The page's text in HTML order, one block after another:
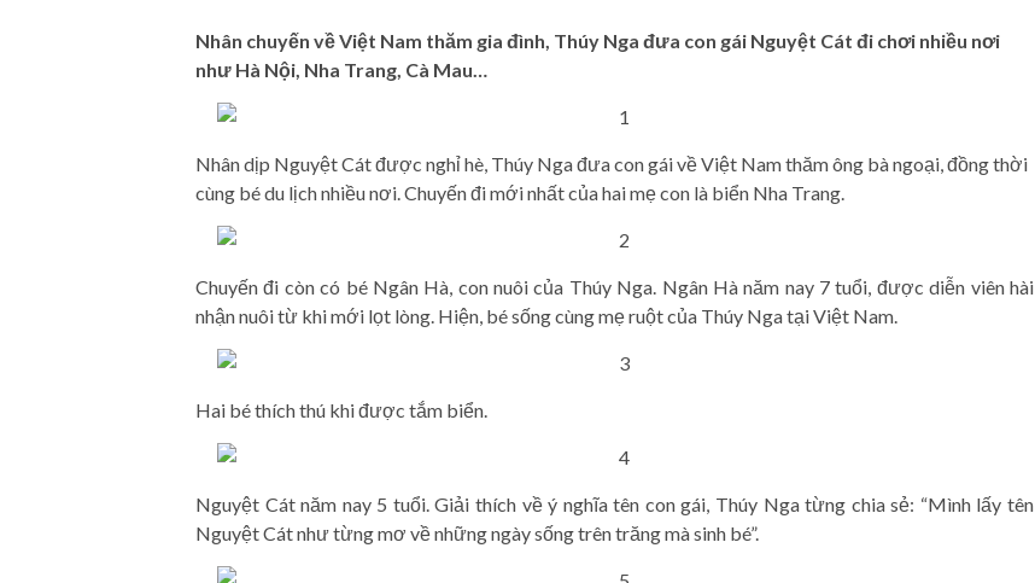
Nhân chuyến về Việt Nam thăm gia đình, Thúy Nga đưa con gái Nguyệt Cát đi chơi nhiều nơi
như Hà Nội, Nha Trang, Cà Mau…
Nhân dịp Nguyệt Cát được nghỉ hè, Thúy Nga đưa con gái về Việt Nam thăm ông bà ngoại, đồng thời
cùng bé du lịch nhiều nơi. Chuyến đi mới nhất của hai mẹ con là biển Nha Trang.
Chuyến đi còn có bé Ngân Hà, con nuôi của Thúy Nga. Ngân Hà năm nay 7 tuổi, được diễn viên hài
nhận nuôi từ khi mới lọt lòng. Hiện, bé sống cùng mẹ ruột của Thúy Nga tại Việt Nam.
Hai bé thích thú khi được tắm biển.
Nguyệt Cát năm nay 5 tuổi. Giải thích về ý nghĩa tên con gái, Thúy Nga từng chia sẻ: “Mình lấy tên
Nguyệt Cát như từng mơ về những ngày sống trên trăng mà sinh bé”.